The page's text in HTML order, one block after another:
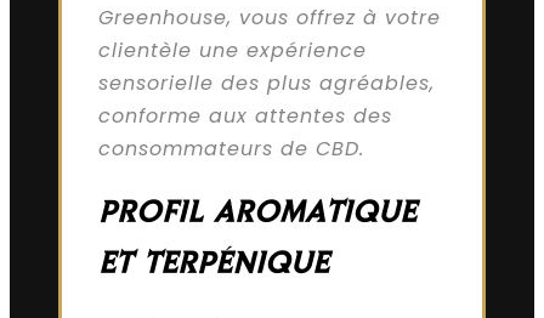
Greenhouse, vous offrez à votre
clientèle une expérience
sensorielle des plus agréables,
conforme aux attentes des
consommateurs de CBD.
PROFIL AROMATIQUE
ET TERPÉNIQUE